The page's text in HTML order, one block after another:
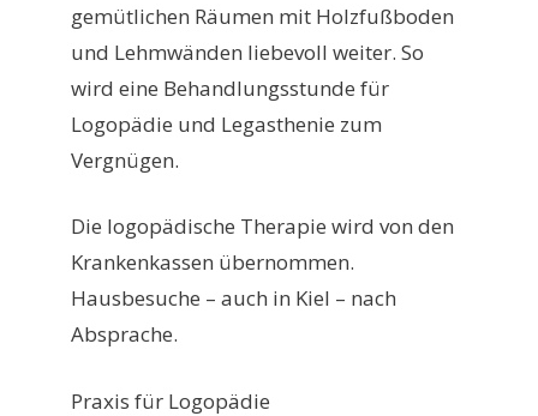
gemütlichen Räumen mit Holzfußboden
und Lehmwänden liebevoll weiter. So
wird eine Behandlungsstunde für
Logopädie und Legasthenie zum
Vergnügen.
Die logopädische Therapie wird von den
Krankenkassen übernommen.
Hausbesuche – auch in Kiel – nach
Absprache.
Praxis für Logopädie